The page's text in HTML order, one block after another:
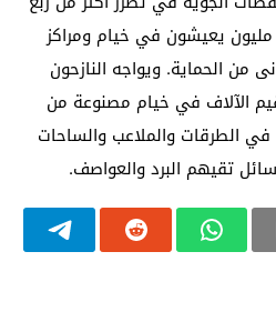
مليون نازح، من أصل نحو 5.1 مليون يعيشون في خيام ومراكز
من الحماية. ويواجه النازحون
الآلاف في خيام مصنوعة من
في الطرقات والملاعب والساحات
تقيهم البرد والعواصف.